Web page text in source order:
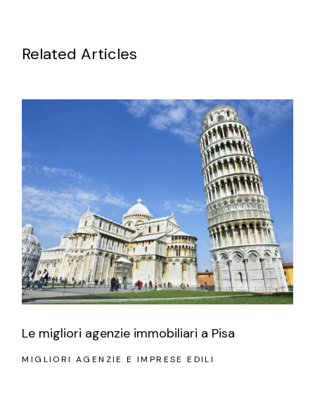
Related Articles
Le migliori agenzie immobiliari a Pisa
MIGLIORI AGENZIE E IMPRESE EDILI